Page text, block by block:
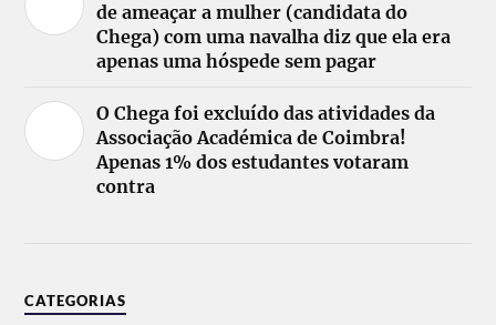
de ameaçar a mulher (candidata do
Chega) com uma navalha diz que ela era
apenas uma hóspede sem pagar
O Chega foi excluído das atividades da
Associação Académica de Coimbra!
Apenas 1% dos estudantes votaram
contra
CATEGORIAS